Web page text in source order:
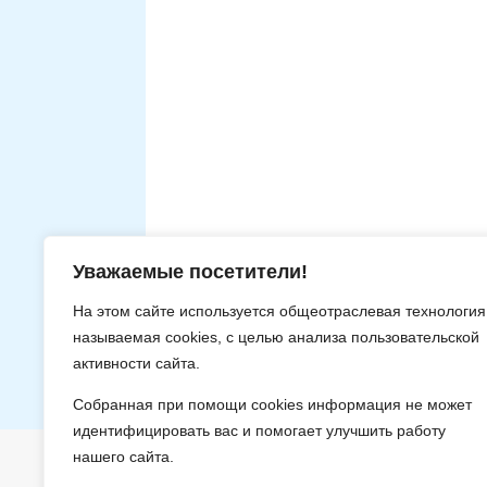
Уважаемые посетители!
На этом сайте используется общеотраслевая
называемая cookies , с целью анализа пользовательской
активности сайта.
Собранная при помощи cookies информация не может
идентифицировать вас и помогает улучшить работу
нашего сайта.